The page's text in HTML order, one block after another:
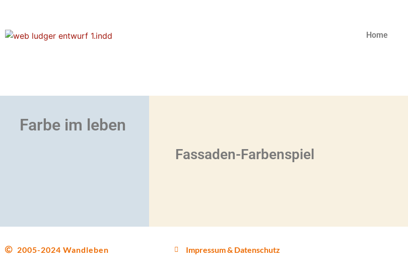
Home
Farbe im leben
Fassaden-Farbenspiel
2005-2024 Wandleben Impressum & Datenschutz